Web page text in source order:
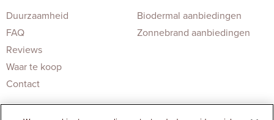
Duurzaamheid
FAQ
Reviews
Waar te koop
Contact
Biodermal aanbiedingen
Zonnebrand aanbiedingen